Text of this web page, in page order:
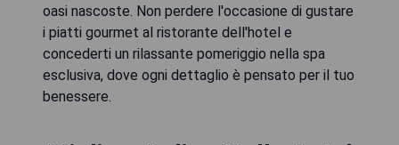
oasi nascoste. Non perdere l'occasione di gustare
i piatti gourmet al ristorante dell'hotel e
concederti un rilassante pomeriggio nella spa
esclusiva, dove ogni dettaglio è pensato per il tuo
benessere.